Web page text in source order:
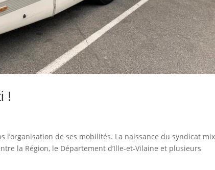
!
l’organisation de ses mobilités. La naissance du syndicat
la Région, le Département d’Ille-et-Vilaine et plusieurs